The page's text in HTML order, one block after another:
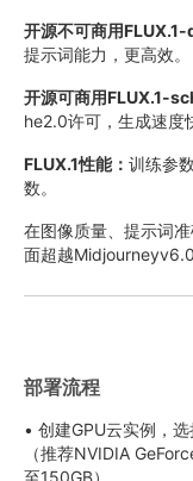
开源不可商用FLUX.1-
提示词能力，更高效。
开源可商用FLUX.1-
he2.0许可，生成速度
FLUX.1性能： 训练参
数。
在图像质量、提示词
面超越Midjourneyv6.0
部署流程
• 创建GPU云实例，
（推荐NVIDIA
至150GB）。